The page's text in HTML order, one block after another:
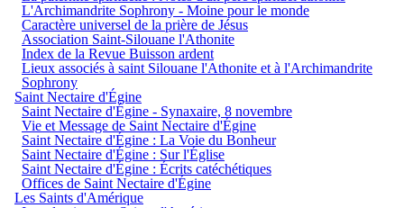
L'Archimandrite Sophrony - Moine pour le monde
Caractère universel de la prière de Jésus
Association Saint-Silouane l'Athonite
Index de la Revue Buisson ardent
Lieux associés à saint Silouane l'Athonite et à l'Archimandrite
Sophrony
Saint Nectaire d'Égine
Saint Nectaire d'Égine - Synaxaire, 8 novembre
Vie et Message de Saint Nectaire d'Égine
Saint Nectaire d'Égine : La Voie du Bonheur
Saint Nectaire d'Égine : Sur l'Église
Saint Nectaire d'Égine : Écrits catéchétiques
Offices de Saint Nectaire d'Égine
Les Saints d'Amérique